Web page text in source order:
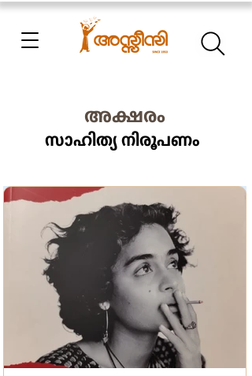
അക്ഷരം
സാഹിത്യ നിരൂപണം